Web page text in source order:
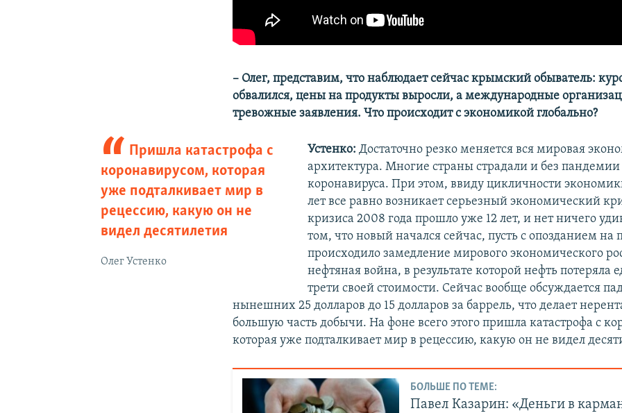
– Олег, представим, что наблюдает сейчас крымский обыватель:
обвалился, цены на продукты выросли, а международные
тревожные заявления. Что происходит с экономикой глобально?
Пришла катастрофа с
коронавирусом, которая
уже подталкивает мир в
рецессию, какую он не
видел десятилетия
Олег Устенко
Устенко: Достаточно резко меняется вся мировая
архитектура. Многие страны страдали и без пандемии
коронавируса. При этом, ввиду цикличности
лет все равно возникает серьезный экономический
кризиса 2008 года прошло уже 12 лет, и нет ничего
том, что новый начался сейчас, пусть с опозданием на
происходило замедление мирового экономического
нефтяная война, в результате которой нефть потеряла
трети своей стоимости. Сейчас вообще обсуждается
нынешних 25 долларов до 15 долларов за баррель, что делает
большую часть добычи. На фоне всего этого пришла катастрофа с
которая уже подталкивает мир в рецессию, какую он не видел
БОЛЬШЕ ПО ТЕМЕ:
Павел Казарин: «Деньги в